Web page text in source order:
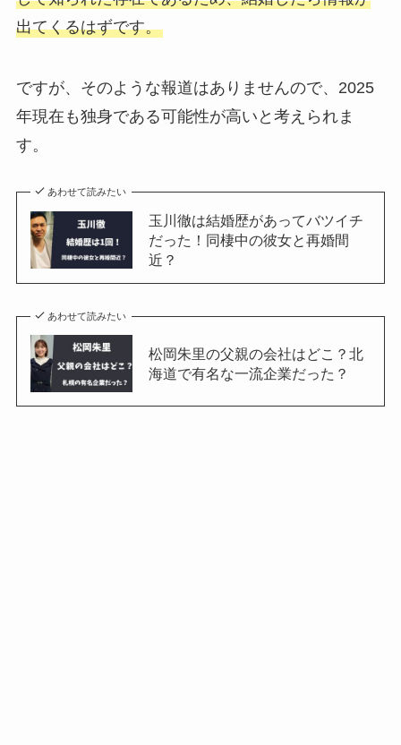
出てくるはずです。
ですが、そのような報道はありませんので、2025
年現在も独身である可能性が高いと考えられま
す。
あわせて読みたい
玉川徹は結婚歴があってバツイチ
だった！同棲中の彼女と再婚間
近？
あわせて読みたい
松岡朱里の父親の会社はどこ？北
海道で有名な一流企業だった？